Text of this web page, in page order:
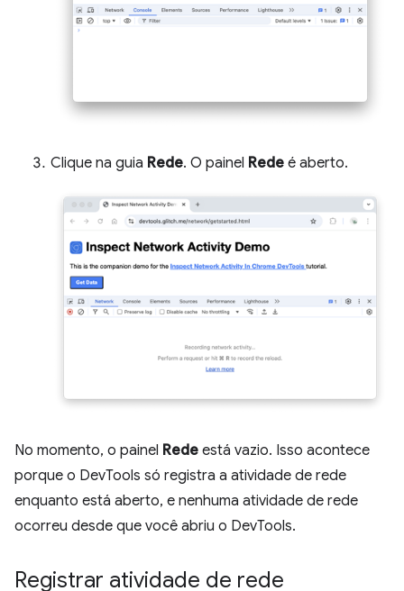
Clique na guia Rede. O painel Rede é aberto.
No momento, o painel Rede está vazio. Isso acontece
porque o DevTools só registra a atividade de rede
enquanto está aberto, e nenhuma atividade de rede
ocorreu desde que você abriu o DevTools.
Registrar atividade de rede